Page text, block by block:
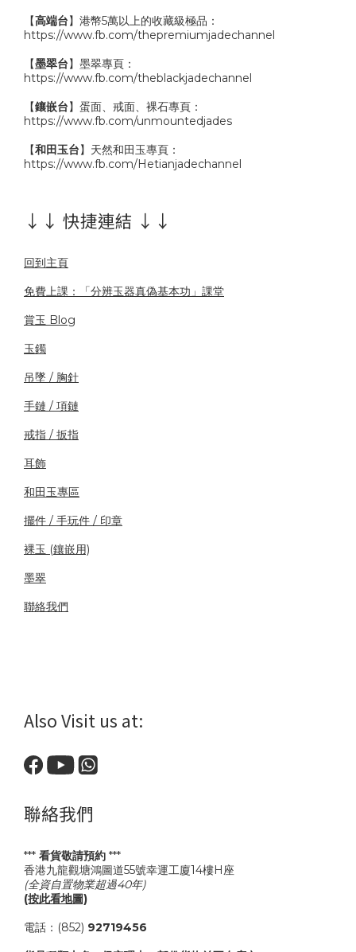
【高端台】港幣5萬以上的收藏級極品：
https://www.fb.com/thepremiumjadechannel
【墨翠台】墨翠專頁：
https://www.fb.com/theblackjadechannel
【鑲嵌台】蛋面、戒面、裸石專頁：
https://www.fb.com/unmountedjades
【和田玉台】天然和田玉專頁：
https://www.fb.com/Hetianjadechannel
↓↓ 快捷連結 ↓↓
回到主頁
免費上課：「分辨玉器真偽基本功」課堂
賞玉 Blog
玉鐲
吊墜 / 胸針
手鏈 / 項鏈
戒指 / 扳指
耳飾
和田玉專區
擺件 / 手玩件 / 印章
裸玉 (鑲嵌用)
墨翠
聯絡我們
Also Visit us at:
聯絡我們
*** 看貨敬請預約 ***
香港九龍觀塘鴻圖道55號幸運工廈14樓H座
(全資自置物業超過40年)
(按此看地圖)
電話：(852) 92719456